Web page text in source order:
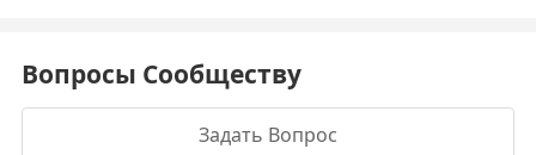
Вопросы Сообществу
Задать Вопрос